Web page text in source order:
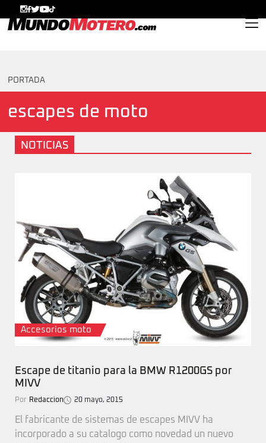
PORTADA
escapes de moto
NOTICIAS
Accesorios moto
Escape de titanio para la BMW R1200GS por
MIVV
Por Redaccion 20 mayo, 2015
El fabricante de sistemas de escapes MIVV ha
incorporado a su catalogo como novedad un nuevo